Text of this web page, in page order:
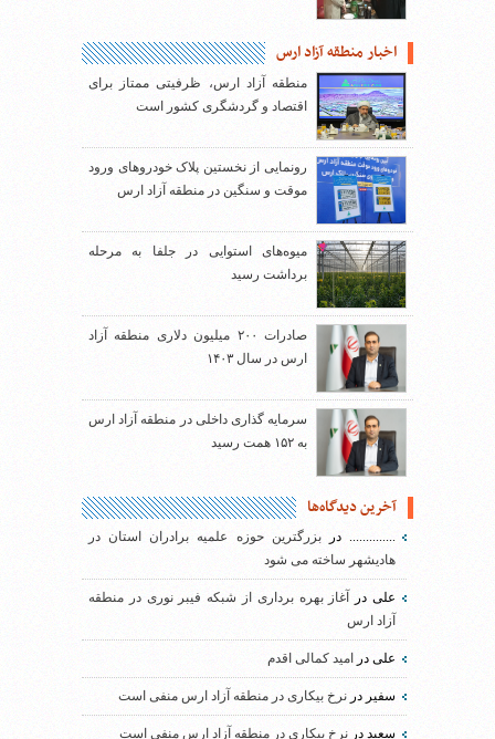
اخبار منطقه آزاد ارس
منطقه آزاد ارس، ظرفیتی ممتاز برای
اقتصاد و گردشگری کشور است
رونمایی از نخستین پلاک خودروهای ورود
موقت و سنگین در منطقه آزاد ارس
میوه‌های استوایی در جلفا به مرحله
برداشت رسید
صادرات ۲۰۰ میلیون دلاری منطقه آزاد
ارس در سال ۱۴۰۳
سرمایه گذاری داخلی در منطقه آزاد ارس
به ۱۵۲ همت رسید
آخرین دیدگاه‌ها
..............دربزرگترین حوزه علمیه برادران استان در
هادیشهر ساخته می شود
علیدر
آغاز بهره برداری از شبکه فیبر نوری در منطقه
آزاد ارس
علی در امید کمالی اقدم
سفیر در نرخ بیکاری در منطقه آزاد ارس منفی است
سعید در نرخ بیکاری در منطقه آزاد ارس منفی است